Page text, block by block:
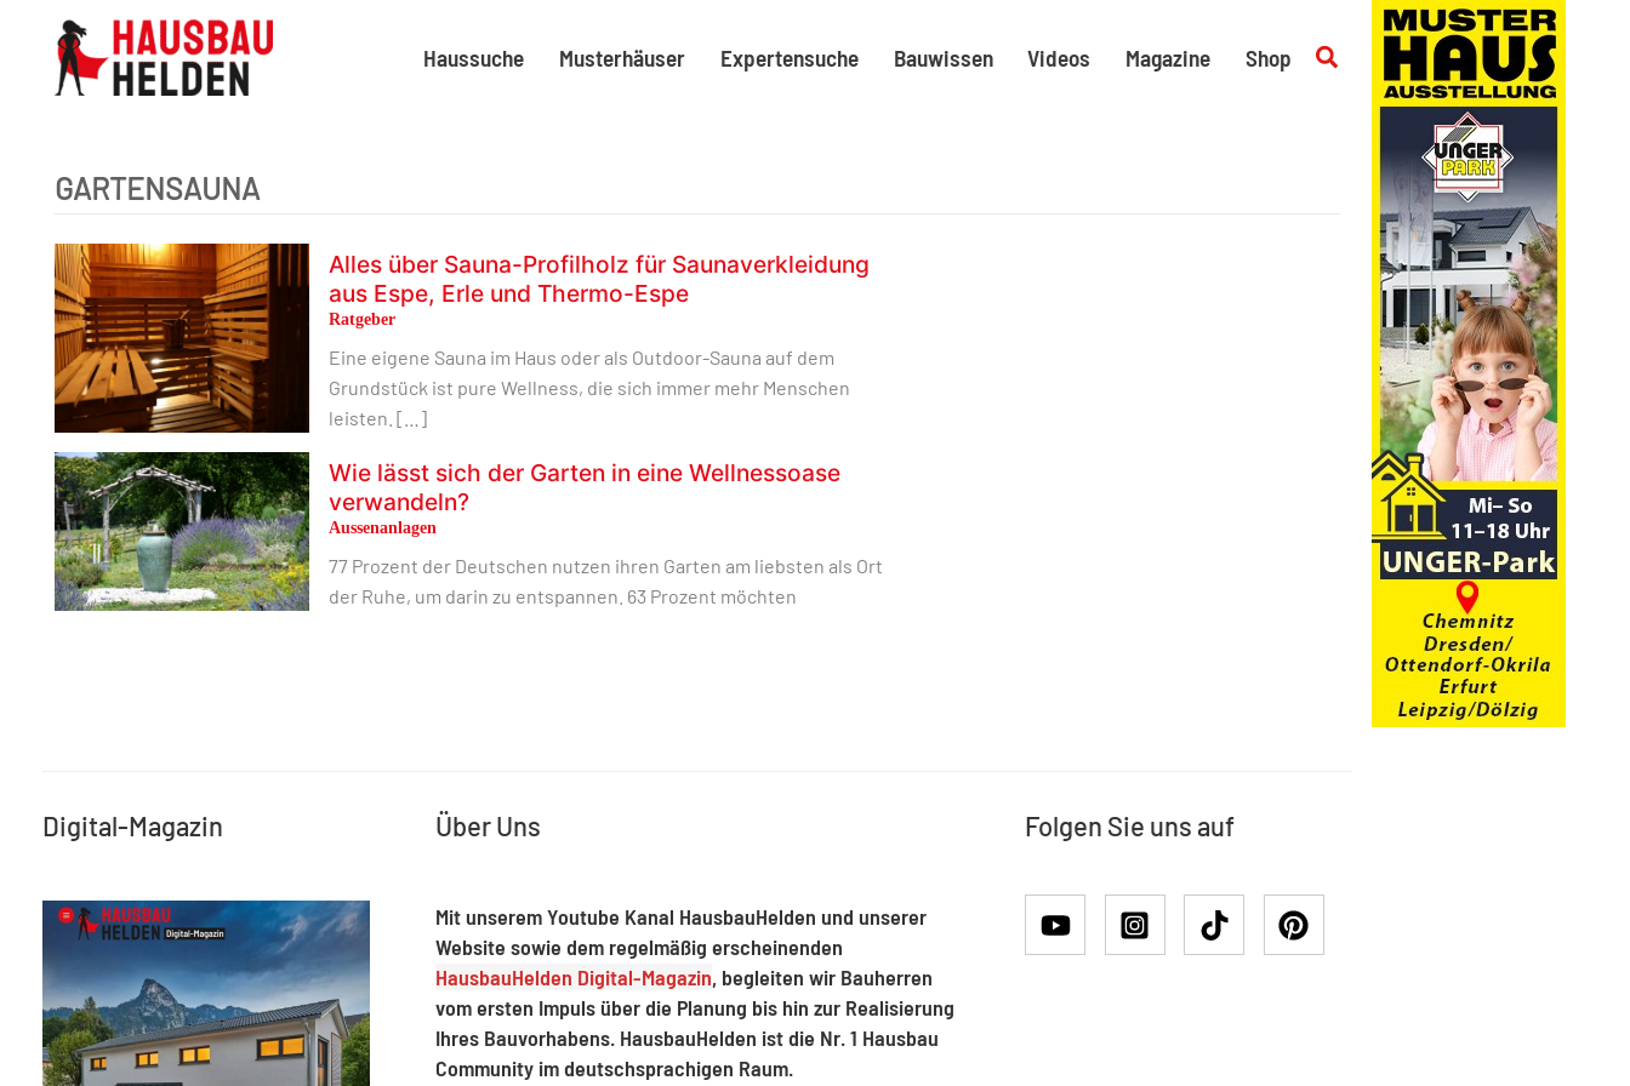
Haussuche Musterhäuser Expertensuche Bauwissen Videos Magazine Shop Suchen
GARTENSAUNA
Alles über Sauna-Profilholz für Saunaverkleidung
aus Espe, Erle und Thermo-Espe
Ratgeber
Eine eigene Sauna im Haus oder als Outdoor-Sauna auf dem
Grundstück ist pure Wellness, die sich immer mehr Menschen
leisten. […]
Wie lässt sich der Garten in eine Wellnessoase
verwandeln?
Aussenanlagen
77 Prozent der Deutschen nutzen ihren Garten am liebsten als Ort
der Ruhe, um darin zu entspannen. 63 Prozent möchten
Digital-Magazin Über Uns
Mit unserem Youtube Kanal HausbauHelden und unserer
Website sowie dem regelmäßig erscheinenden
HausbauHelden Digital-Magazin, begleiten wir Bauherren
vom ersten Impuls über die Planung bis hin zur Realisierung
Ihres Bauvorhabens. HausbauHelden ist die Nr. 1 Hausbau
Community im deutschsprachigen Raum.
Folgen Sie uns auf